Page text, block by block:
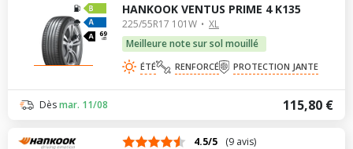
69
dB
HANKOOK VENTUS PRIME 4 K135
225/55R17 101W
XL
Meilleure note sur sol mouillé
ÉTÉ RENFORCÉ PROTECTION JANTE
115,80 €
Dèsmar. 11/08
4.5/5 (9 avis)